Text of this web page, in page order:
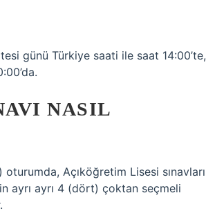
günü Türkiye saati ile saat 14:00’te,
NASIL
Açıköğretim Lisesi sınavları
ayrı ayrı 4 (dört) çoktan seçmeli